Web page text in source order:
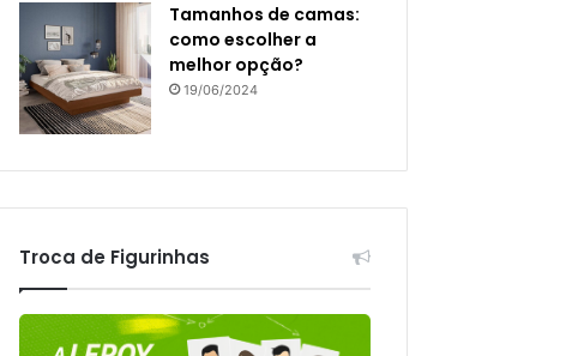
Tamanhos de camas:
como escolher a
melhor opção?
19/06/2024
Troca de Figurinhas